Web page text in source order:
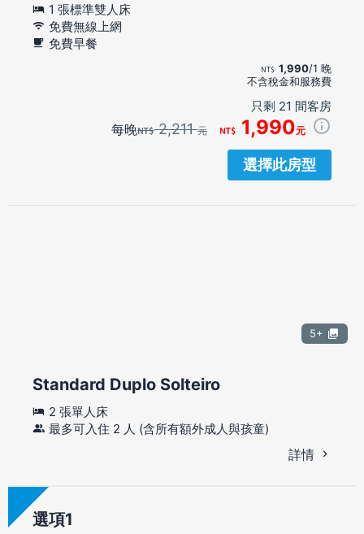
1 張標準雙人床
免費無線上網
免費早餐
1,990/1 晚
不含稅金和服務費
只剩 21 間客房
每晚 2,211元 1,990元
選擇此房型
5+
Standard Duplo Solteiro
2 張單人床
最多可入住 2 人 (含所有額外成人與孩童)
詳情
選項